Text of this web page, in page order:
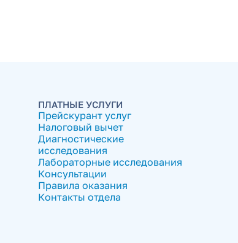
ПЛАТНЫЕ УСЛУГИ
Прейскурант услуг
Налоговый вычет
Диагностические
исследования
Лабораторные исследования
Консультации
Правила оказания
Контакты отдела